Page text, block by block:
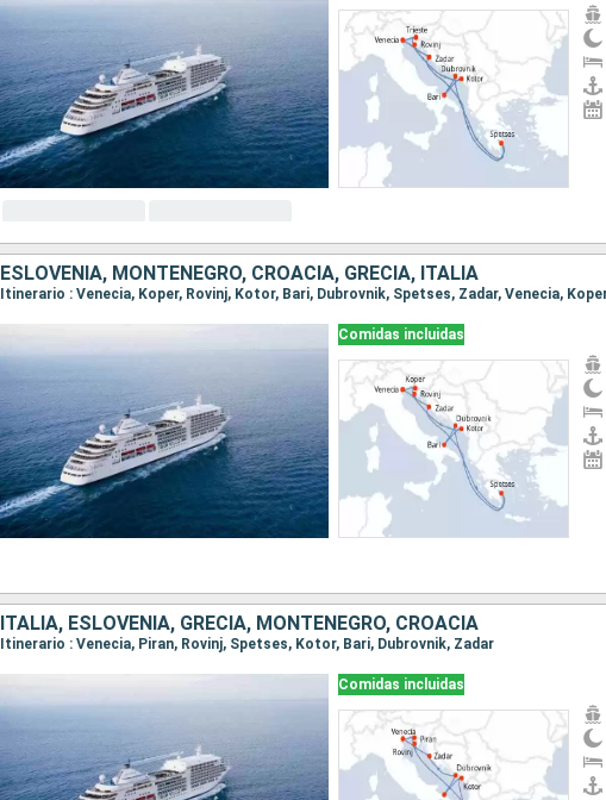
ESLOVENIA, MONTENEGRO, CROACIA, GRECIA, ITALIA
Comidas incluidas
ITALIA, ESLOVENIA, GRECIA, MONTENEGRO, CROACIA
Itinerario : Venecia, Piran, Rovinj, Spetses, Kotor, Bari, Dubrovnik, Zadar
Comidas incluidas